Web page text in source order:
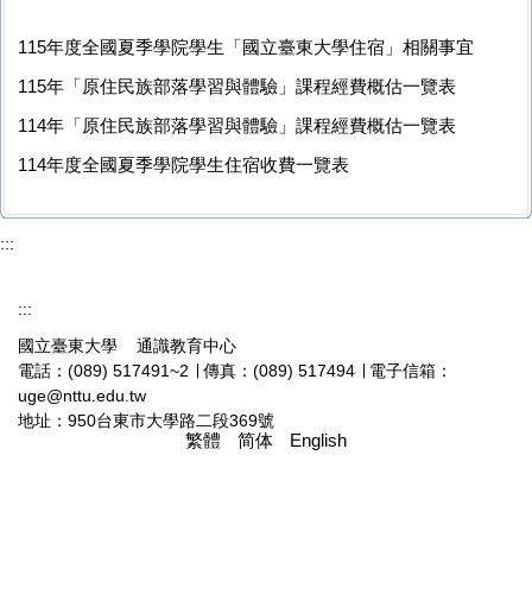
115年度全國夏季學院學生「國立臺東大學住宿」相關事宜
115年「原住民族部落學習與體驗」課程經費概估一覽表
114年「原住民族部落學習與體驗」課程經費概估一覽表
114年度全國夏季學院學生住宿收費一覽表
:::
繁體 简体 English
:::
國立臺東大學 通識教育中心
電話：(089) 517491~2 ∣ 傳真：(089) 517494 ∣ 電子信箱：
uge@nttu.edu.tw
地址：950台東市大學路二段369號